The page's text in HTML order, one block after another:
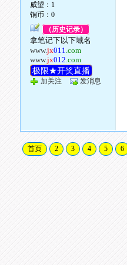
威望：1
铜币：0
（历史记录）
拿笔记下以下域名
www.jx011.com
www.jx012.com
极限★开奖直播
加关注 发消息
首页 2 3 4 5 6